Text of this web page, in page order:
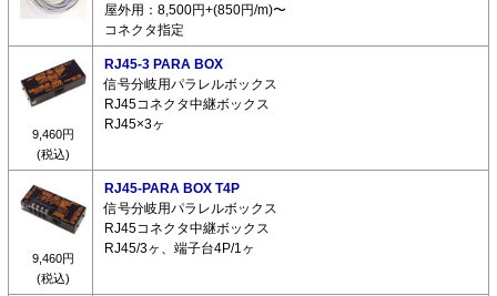
屋外用：8,500円+(850円/m)〜
コネクタ指定
9,460円
(税込)
RJ45-3 PARA BOX
信号分岐用パラレルボックス
RJ45コネクタ中継ボックス
RJ45×3ヶ
9,460円
(税込)
RJ45-PARA BOX T4P
信号分岐用パラレルボックス
RJ45コネクタ中継ボックス
RJ45/3ヶ、端子台4P/1ヶ